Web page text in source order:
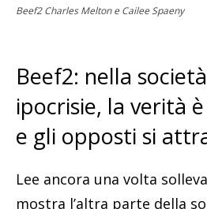
Beef2 Charles Melton e Cailee Spaeny
Beef2: nella
ipocrisie, la verità
e gli opposti si
Lee ancora una volta
mostra l’altra parte della